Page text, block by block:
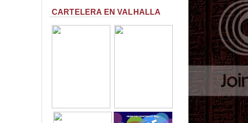
CARTELERA EN VALHALLA